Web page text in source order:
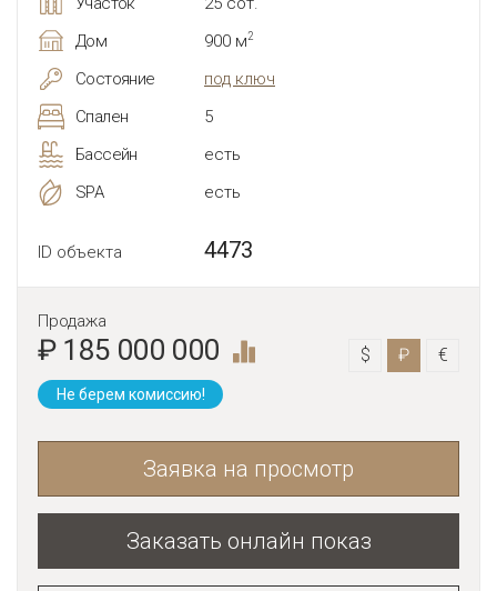
Дом
900 м2
Состояние
под ключ
Спален
5
Бассейн
есть
SPA
есть
ID объекта 4473
Продажа
₽ 185 000 000 $ ₽ €
Не берем комиссию!
Заявка на просмотр
Заказать онлайн показ